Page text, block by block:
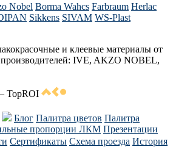
Nobel Borma Wahcs Farbraum Herlac
Sikkens SIVAM WS-Plast
и клеевые материалы от
IVE, AKZO NOBEL,
TopROI
Блог Палитра цветов Палитра
пропорции ЛКМ Презентации
Сертификаты Схема проезда История